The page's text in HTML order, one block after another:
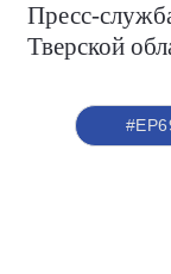
Пресс-
Тверской